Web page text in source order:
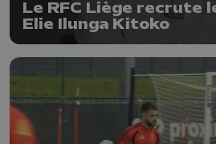
Le RFC Liège recrute
Elie Ilunga Kitoko